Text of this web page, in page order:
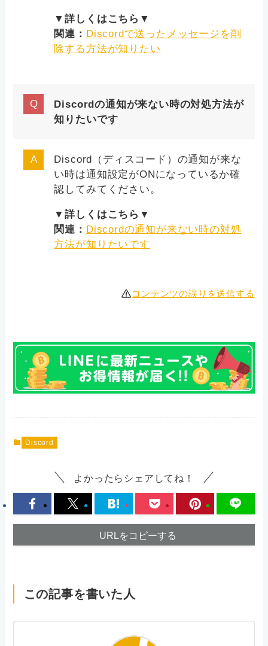
▼詳しくはこちら▼
関連： Discordで送ったメッセージを削
除する方法が知りたい
Discordの通知が来ない時の対処方法が
知りたいです
Discord（ディスコード）の通知が来な
い時は通知設定がONになっているか確
認してみてください。
▼詳しくはこちら▼
関連： Discordの通知が来ない時の対処
方法が知りたいです
コンテンツの誤りを送信する
Discord
よかったらシェアしてね！
URLをコピーする
この記事を書いた人